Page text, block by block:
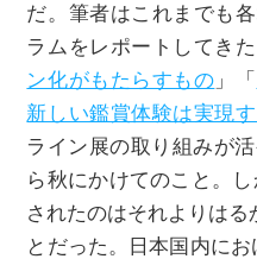
だ。筆者はこれまでも
ラムをレポートしてきた
ン化がもたらすもの 」「
新しい鑑賞体験は実現
ライン展の取り組みが
ら秋にかけてのこと。
されたのはそれよりはる
とだった。日本国内に